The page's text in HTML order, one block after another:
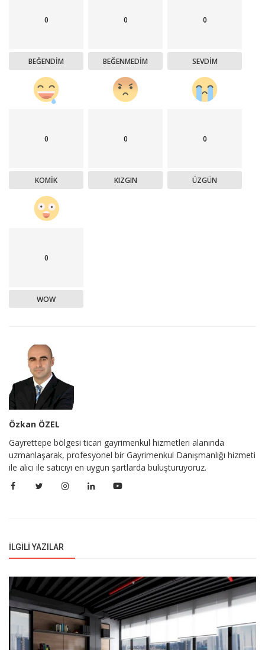
0
BEĞENDIM
0
BEĞENMEDIM
0
SEVDIM
0
KOMIK
0
KIZGIN
0
ÜZGÜN
0
WOW
Özkan ÖZEL
Gayrettepe bölgesi ticari gayrimenkul hizmetleri alanında
uzmanlaşarak, profesyonel bir Gayrimenkul Danışmanlığı hizmeti
ile alıcı ile satıcıyı en uygun şartlarda buluşturuyoruz.
İLGILI YAZILAR